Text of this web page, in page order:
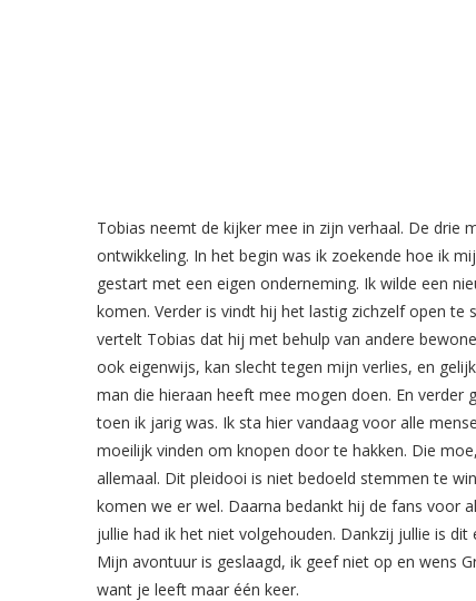
Tobias neemt de kijker mee in zijn verhaal. De drie
ontwikkeling. In het begin was ik zoekende hoe ik
gestart met een eigen onderneming. Ik wilde een
komen. Verder is vindt hij het lastig zichzelf open
vertelt Tobias dat hij met behulp van andere
ook eigenwijs, kan slecht tegen mijn verlies, en
man die hieraan heeft mee mogen doen. En
toen ik jarig was. Ik sta hier vandaag voor alle
moeilijk vinden om knopen door te hakken. Die
allemaal. Dit pleidooi is niet bedoeld stemmen te
komen we er wel. Daarna bedankt hij de fans voor
jullie had ik het niet volgehouden. Dankzij jullie is
Mijn avontuur is geslaagd, ik geef niet op en wens
want je leeft maar één keer.